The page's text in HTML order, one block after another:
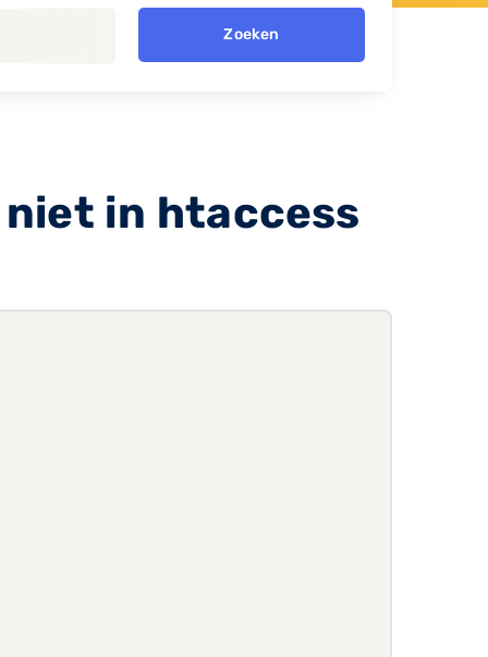
Zoeken
niet in htaccess